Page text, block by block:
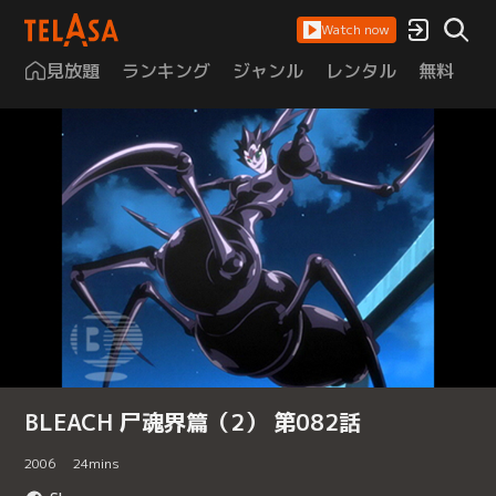
Watch now
見放題 ランキング ジャンル レンタル 無料
BLEACH 尸魂界篇（2） 第082話
2006 24mins